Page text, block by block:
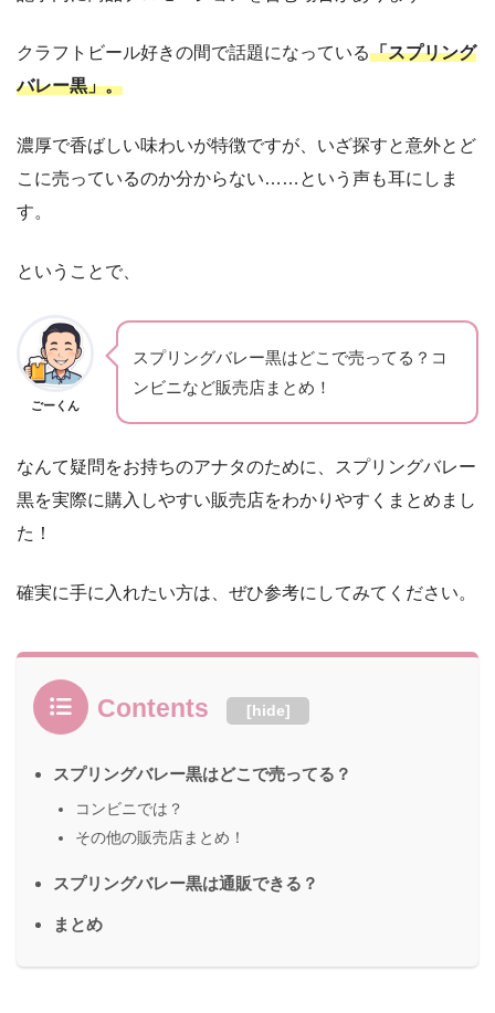
クラフトビール好きの間で話題になっている「スプリング
バレー黒」。
濃厚で香ばしい味わいが特徴ですが、いざ探すと意外とど
こに売っているのか分からない……という声も耳にしま
す。
ということで、
ごーくん
スプリングバレー黒はどこで売ってる？コ
ンビニなど販売店まとめ！
なんて疑問をお持ちのアナタのために、スプリングバレー
黒を実際に購入しやすい販売店をわかりやすくまとめまし
た！
確実に手に入れたい方は、ぜひ参考にしてみてください。
Contents [hide]
スプリングバレー黒はどこで売ってる？
コンビニでは？
その他の販売店まとめ！
スプリングバレー黒は通販できる？
まとめ